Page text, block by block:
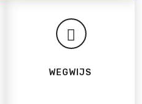
WEGWIJS